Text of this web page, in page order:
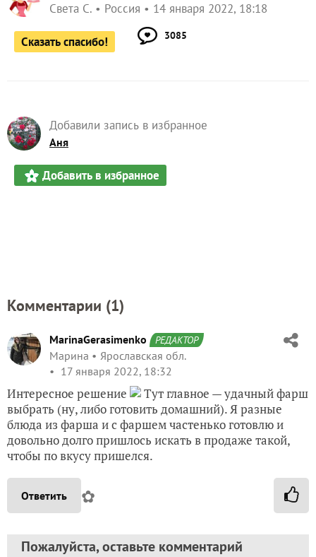
Света С. Россия 14 января 2022, 18:18
Сказать спасибо! 3085
Добавили запись в избранное
Аня
Добавить в избранное
Комментарии (1)
MarinaGerasimenko РЕДАКТОР
Марина
Ярославская обл.
17 января 2022, 18:32
Интересное решение
Тут главное — удачный фарш
выбрать (ну, либо готовить домашний). Я разные
блюда из фарша и с фаршем частенько готовлю и
довольно долго пришлось искать в продаже такой,
чтобы по вкусу пришелся.
Ответить ✿
Пожалуйста, оставьте комментарий